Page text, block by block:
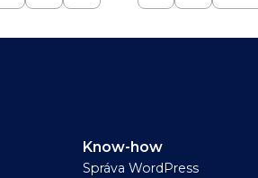
Know-how
Správa WordPress